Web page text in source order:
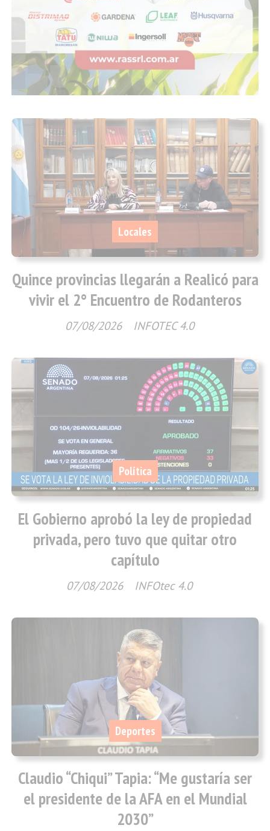
Quince provincias llegarán a Realicó para
vivir el 2° Encuentro de Rodanteros
INFOTEC 4.0
Locales
07/08/2026
El Gobierno aprobó la ley de propiedad
privada, pero tuvo que quitar otro
capítulo
INFOtec 4.0
Política
07/08/2026
Claudio “Chiqui” Tapia: “Me gustaría ser
el presidente de la AFA en el Mundial
2030”
Deportes